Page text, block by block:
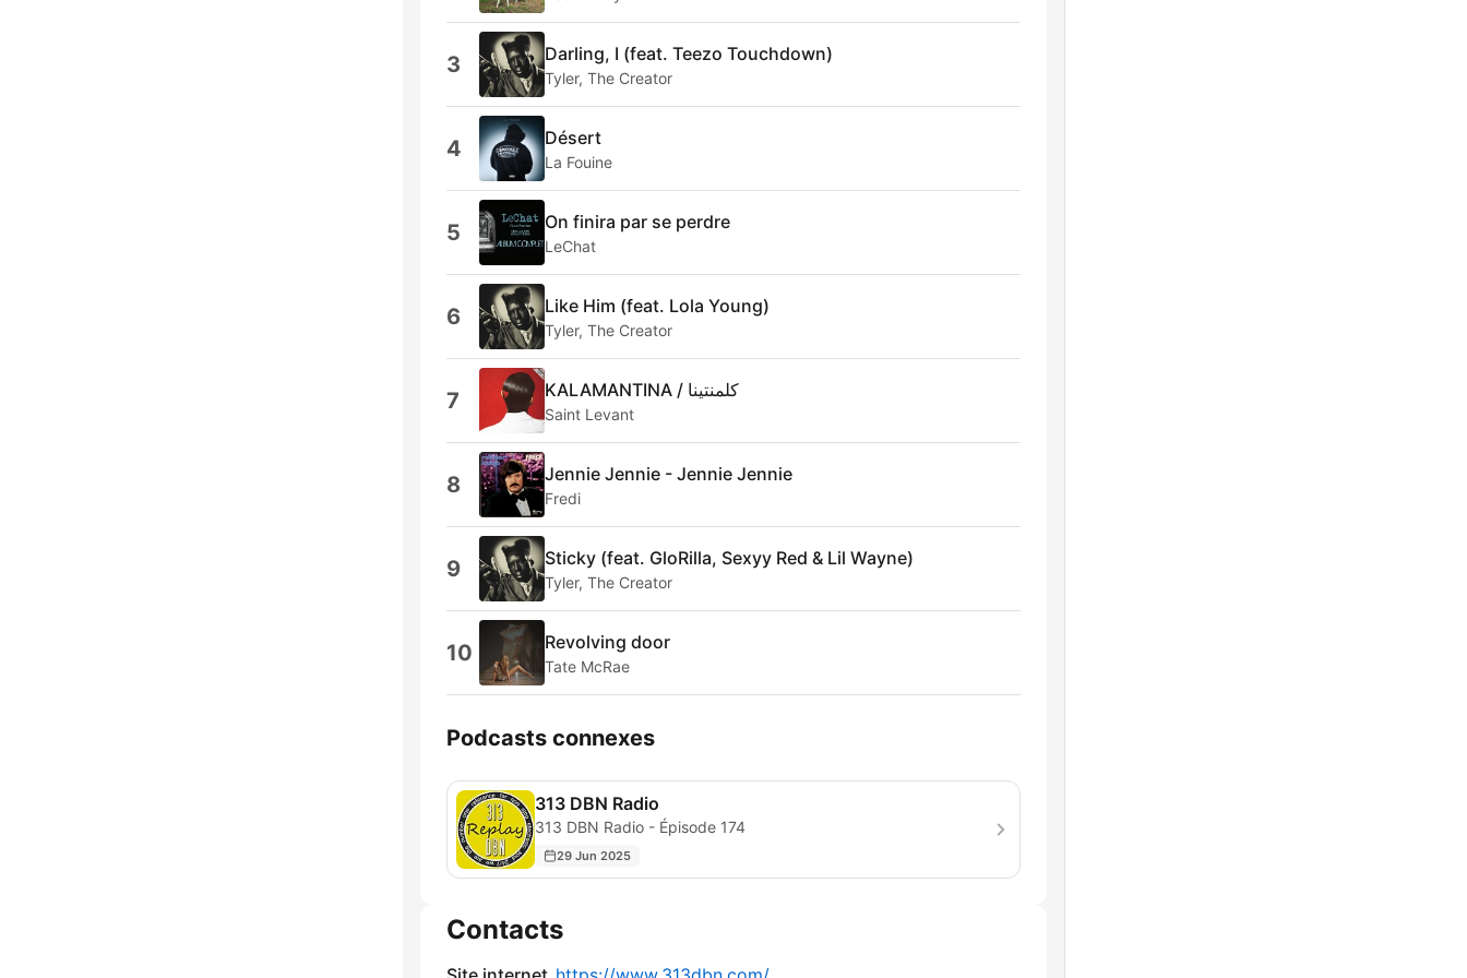
3 Darling, I (feat. Teezo Touchdown)
Tyler, The Creator
4 Désert
La Fouine
5 On finira par se perdre
LeChat
6 Like Him (feat. Lola Young)
Tyler, The Creator
7 KALAMANTINA / كلمنتينا
Saint Levant
8 Jennie Jennie - Jennie Jennie
Fredi
9 Sticky (feat. GloRilla, Sexyy Red & Lil Wayne)
Tyler, The Creator
10 Revolving door
Tate McRae
Podcasts connexes
313 DBN Radio
313 DBN Radio - Épisode 174
29 Jun 2025
Contacts